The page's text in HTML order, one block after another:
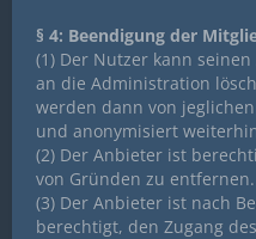
§ 4: Beendigung der
(1) Der Nutzer kann
an die Administration
werden dann von
und anonymisiert
(2) Der Anbieter ist
von Gründen zu entfernen.
(3) Der Anbieter ist nach
berechtigt, den Zugang